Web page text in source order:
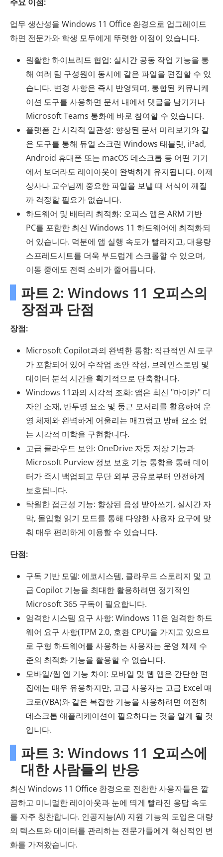
업무 생산성을 Windows 11 Office 환경으로 업그레이드
하면 전문가와 학생 모두에게 뚜렷한 이점이 있습니다.
원활한 하이브리드 협업: 실시간 공동 작업 기능을 통
해 여러 팀 구성원이 동시에 같은 파일을 편집할 수 있
습니다. 변경 사항은 즉시 반영되며, 통합된 커뮤니케
이션 도구를 사용하면 문서 내에서 댓글을 남기거나
Microsoft Teams 통화에 바로 참여할 수 있습니다.
플랫폼 간 시각적 일관성: 향상된 문서 미리보기와 같
은 도구를 통해 듀얼 스크린 Windows 태블릿, iPad,
Android 휴대폰 또는 macOS 데스크톱 등 어떤 기기
에서 보더라도 레이아웃이 완벽하게 유지됩니다. 이제
상사나 교수님께 중요한 파일을 보낼 때 서식이 깨질
까 걱정할 필요가 없습니다.
하드웨어 및 배터리 최적화: 오피스 앱은 ARM 기반
PC를 포함한 최신 Windows 11 하드웨어에 최적화되
어 있습니다. 덕분에 앱 실행 속도가 빨라지고, 대용량
스프레드시트를 더욱 부드럽게 스크롤할 수 있으며,
이동 중에도 전력 소비가 줄어듭니다.
파트 2: Windows 11 오피스의
장점과 단점
장점:
Microsoft Copilot과의 완벽한 통합: 직관적인 AI 도구
가 포함되어 있어 수작업 초안 작성, 브레인스토밍 및
데이터 분석 시간을 획기적으로 단축합니다.
Windows 11과의 시각적 조화: 앱은 최신 "마이카" 디
자인 소재, 반투명 요소 및 둥근 모서리를 활용하여 운
영 체제와 완벽하게 어울리는 매끄럽고 방해 요소 없
는 시각적 미학을 구현합니다.
고급 클라우드 보안: OneDrive 자동 저장 기능과
Microsoft Purview 정보 보호 기능 통합을 통해 데이
터가 즉시 백업되고 무단 외부 공유로부터 안전하게
보호됩니다.
탁월한 접근성 기능: 향상된 음성 받아쓰기, 실시간 자
막, 몰입형 읽기 모드를 통해 다양한 사용자 요구에 맞
춰 매우 편리하게 이용할 수 있습니다.
단점:
구독 기반 모델: 에코시스템, 클라우드 스토리지 및 고
급 Copilot 기능을 최대한 활용하려면 정기적인
Microsoft 365 구독이 필요합니다.
엄격한 시스템 요구 사항: Windows 11은 엄격한 하드
웨어 요구 사항(TPM 2.0, 호환 CPU)을 가지고 있으므
로 구형 하드웨어를 사용하는 사용자는 운영 체제 수
준의 최적화 기능을 활용할 수 없습니다.
모바일/웹 앱 기능 차이: 모바일 및 웹 앱은 간단한 편
집에는 매우 유용하지만, 고급 사용자는 고급 Excel 매
크로(VBA)와 같은 복잡한 기능을 사용하려면 여전히
데스크톱 애플리케이션이 필요하다는 것을 알게 될 것
입니다.
파트 3: Windows 11 오피스에
대한 사람들의 반응
최신 Windows 11 Office 환경으로 전환한 사용자들은 깔
끔하고 미니멀한 레이아웃과 눈에 띄게 빨라진 응답 속도
를 자주 칭찬합니다. 인공지능(AI) 지원 기능의 도입은 대량
의 텍스트와 데이터를 관리하는 전문가들에게 혁신적인 변
화를 가져왔습니다.